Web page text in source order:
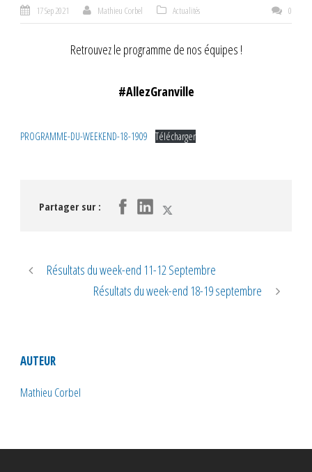
17 Sep 2021 Mathieu Corbel Actualités 0
Retrouvez le programme de nos équipes !
#AllezGranville
PROGRAMME-DU-WEEKEND-18-1909 Télécharger
Partager sur :
Résultats du week-end 11-12 Septembre
Résultats du week-end 18-19 septembre
AUTEUR
Mathieu Corbel